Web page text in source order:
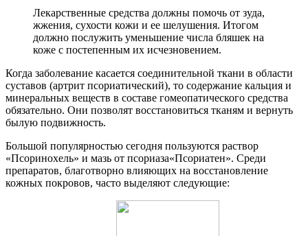
Лекарственные средства должны помочь от зуда,
жжения, сухости кожи и ее шелушения. Итогом
должно послужить уменьшение числа бляшек на
коже с постепенным их исчезновением.
Когда заболевание касается соединительной ткани в области
суставов (артрит псориатический), то содержание кальция и
минеральных веществ в составе гомеопатического средства
обязательно. Они позволят восстановиться тканям и вернуть
былую подвижность.
Большой популярностью сегодня пользуются раствор
«Псоринохель» и мазь от псориаза«Псориатен». Среди
препаратов, благотворно влияющих на восстановление
кожных покровов, часто выделяют следующие: